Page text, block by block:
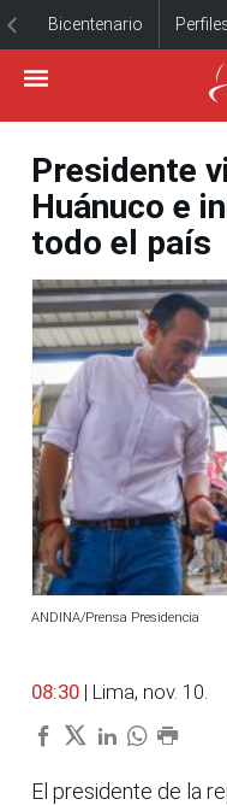
Bicentenario
Presidente
Huánuco e
todo el país
ANDINA/Prensa Presidencia
08:30 | Lima, nov. 10.
El presidente de la